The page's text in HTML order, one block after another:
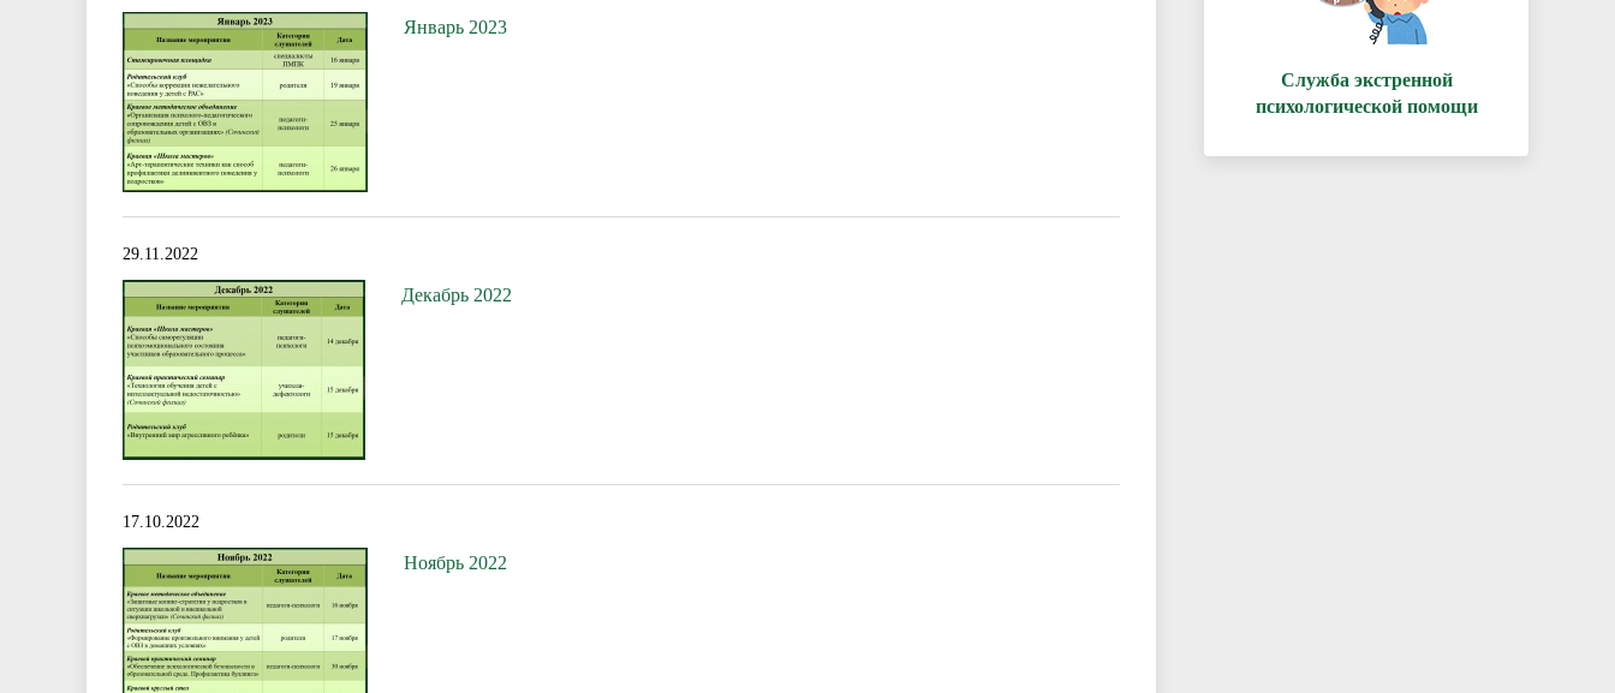
Январь 2023
29.11.2022
Декабрь 2022
17.10.2022
Ноябрь 2022
Служба экстренной
психологической помощи